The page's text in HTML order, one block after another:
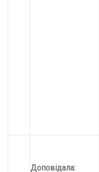
Доповідала: